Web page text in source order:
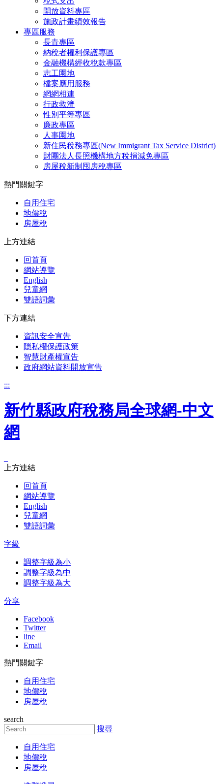
開放資料專區
施政計畫績效報告
專區服務
長青專區
納稅者權利保護專區
金融機構經收稅款專區
志工園地
檔案應用服務
網網相連
行政救濟
性別平等專區
廉政專區
人事園地
新住民稅務專區(New Immigrant Tax Service District)
財團法人長照機構地方稅捐減免專區
房屋稅新制囤房稅專區
熱門關鍵字
自用住宅
地價稅
房屋稅
上方連結
回首頁
網站導覽
English
兒童網
雙語詞彙
下方連結
資訊安全宣告
隱私權保護政策
智慧財產權宣告
政府網站資料開放宣告
:::
新竹縣政府稅務局全球網-中文
網
上方連結
回首頁
網站導覽
English
兒童網
雙語詞彙
字級
調整字級為小
調整字級為中
調整字級為大
分享
Facebook
Twitter
line
Email
熱門關鍵字
自用住宅
地價稅
房屋稅
search
搜尋
自用住宅
地價稅
房屋稅